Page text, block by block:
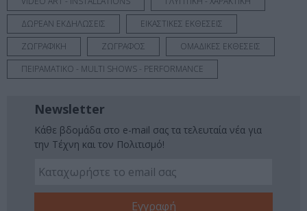
ΔΩΡΕΑΝ ΕΚΔΗΛΩΣΕΙΣ
ΕΙΚΑΣΤΙΚΕΣ ΕΚΘΕΣΕΙΣ
ΖΩΓΡΑΦΙΚΗ
ΖΩΓΡΑΦΟΣ
ΟΜΑΔΙΚΕΣ ΕΚΘΕΣΕΙΣ
ΠΕΙΡΑΜΑΤΙΚΟ - MULTI SHOWS - PERFORMANCE
Newsletter
Κάθε βδομάδα στο e-mail σας τα τελευταία νέα για
την Τέχνη και τον Πολιτισμό!